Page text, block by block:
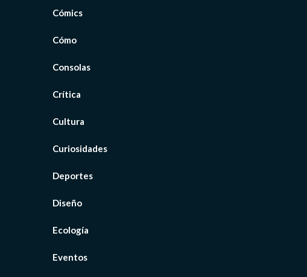
Cómics
Cómo
Consolas
Crítica
Cultura
Curiosidades
Deportes
Diseño
Ecología
Eventos